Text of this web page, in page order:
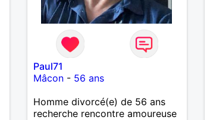
Paul71
Mâcon- 56 ans
Homme divorcé(e) de 56 ans
recherche rencontre amoureuse